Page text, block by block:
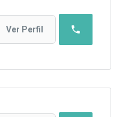
Ver Perfil phone